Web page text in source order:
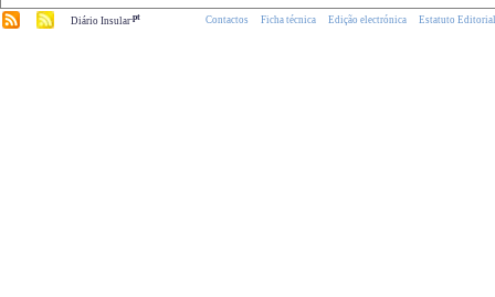
Diário Insular.pt Contactos Ficha técnica Edição electrónica Estatuto Editorial